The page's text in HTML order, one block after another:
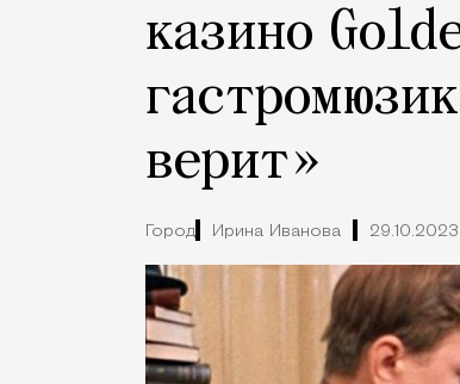
казино
верит»
Город Ирина Иванова 29.10.2023